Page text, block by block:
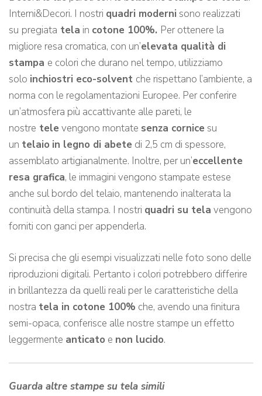
Interni&Decori. I nostri quadri moderni sono realizzati
su pregiata tela in cotone 100%. Per ottenere la
migliore resa cromatica, con un’elevata qualità di
stampa e colori che durano nel tempo, utilizziamo
solo inchiostri eco-solvent che rispettano l’ambiente, a
norma con le regolamentazioni Europee. Per conferire
un’atmosfera più accattivante alle pareti, le
nostre tele vengono montate senza cornice su
un telaio in legno di abete di 2,5 cm di spessore,
assemblato artigianalmente. Inoltre, per un’eccellente
resa grafica, le immagini vengono stampate estese
anche sul bordo del telaio, mantenendo inalterata la
continuità della stampa. I nostri quadri su tela vengono
forniti con ganci per appenderla.
Si precisa che gli esempi visualizzati nelle foto sono delle
riproduzioni digitali. Pertanto i colori potrebbero differire
in brillantezza da quelli reali per le caratteristiche della
nostra tela in cotone 100% che, avendo una finitura
semi-opaca, conferisce alle nostre stampe un effetto
leggermente anticato e non lucido.
Guarda altre stampe su tela simili